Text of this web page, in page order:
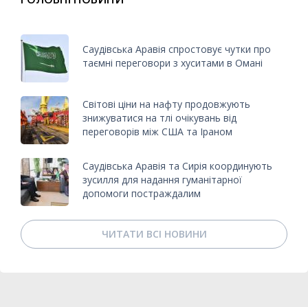
Саудівська Аравія спростовує чутки про
таємні переговори з хуситами в Омані
Світові ціни на нафту продовжують
знижуватися на тлі очікувань від
переговорів між США та Іраном
Саудівська Аравія та Сирія координують
зусилля для надання гуманітарної
допомоги постраждалим
ЧИТАТИ ВСІ НОВИНИ